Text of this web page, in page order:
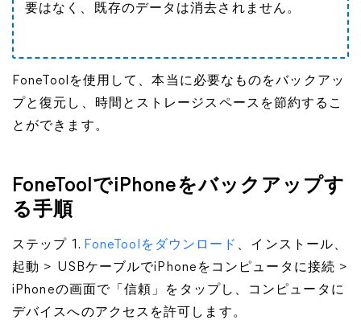
要はなく、既存のデータは消去されません。
FoneToolを使用して、本当に必要なものをバックアッ
プと復元し、時間とストレージスペースを節約するこ
とができます。
FoneToolでiPhoneをバックアップす
る手順
ステップ 1. FoneToolをダウンロード 、インストール、
起動 > USBケーブルでiPhoneをコンピュータに接続 >
iPhoneの画面で「信頼」をタップし、コンピュータに
デバイスへのアクセスを許可します。